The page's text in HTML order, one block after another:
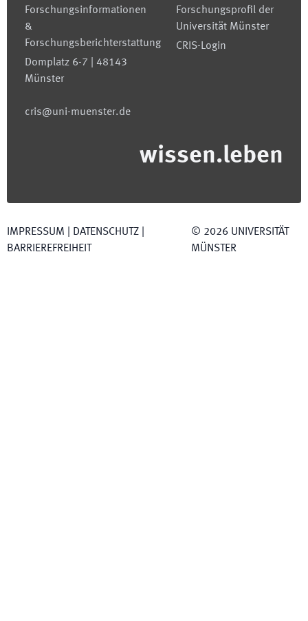
Forschungsinformationen
&
Forschungsberichterstattung
Domplatz 6-7 | 48143
Münster
cris@uni-muenster.de
Forschungsprofil der
Universität Münster
CRIS-Login
wissen.leben
IMPRESSUM DATENSCHUTZ
BARRIEREFREIHEIT
© 2026 UNIVERSITÄT
MÜNSTER